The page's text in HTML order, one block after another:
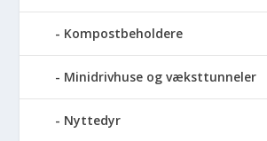
Kompostbeholdere
Minidrivhuse og væksttunneler
Nyttedyr